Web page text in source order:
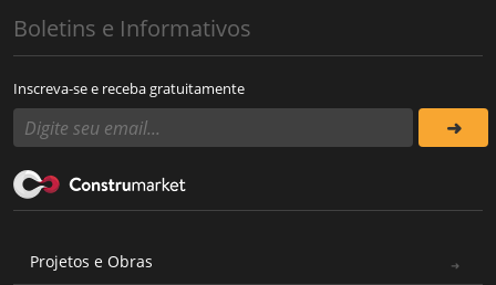
Boletins e Informativos
Inscreva-se e receba gratuitamente
Projetos e Obras